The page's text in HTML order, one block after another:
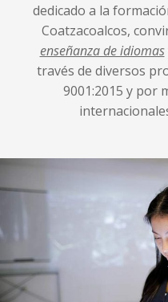
dedicado a la
Coatzacoalcos,
enseñanza de idiomas
través de diversos
9001:2015 y por